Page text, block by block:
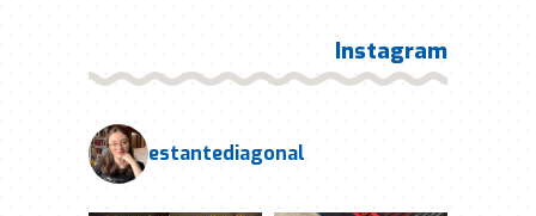
Instagram
estantediagonal